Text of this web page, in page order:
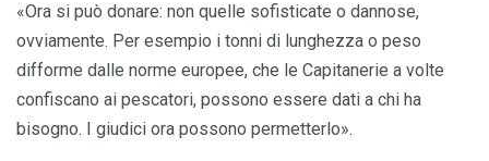
«Ora si può donare: non quelle sofisticate o dannose,
ovviamente. Per esempio i tonni di lunghezza o peso
difforme dalle norme europee, che le Capitanerie a volte
confiscano ai pescatori, possono essere dati a chi ha
bisogno. I giudici ora possono permetterlo».